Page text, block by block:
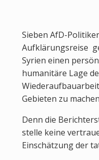
Sieben AfD-
Aufklärungsreise
Syrien einen
humanitäre Lage
Gebieten zu
Denn die
stelle keine
Einschätzung der